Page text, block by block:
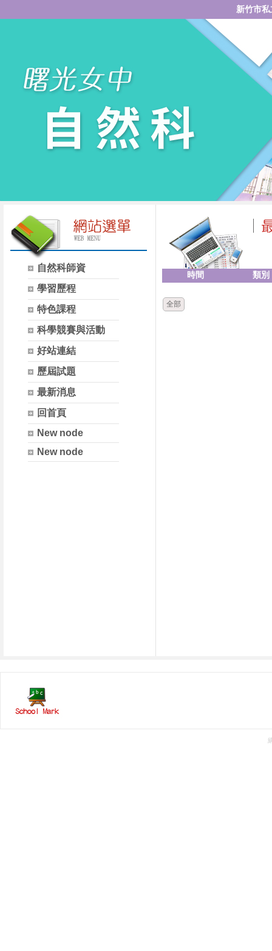
新竹市
自然科師資
學習歷程
特色課程
科學競賽與活動
好站連結
歷屆試題
最新消息
回首頁
New node
New node
時間 類別
全部